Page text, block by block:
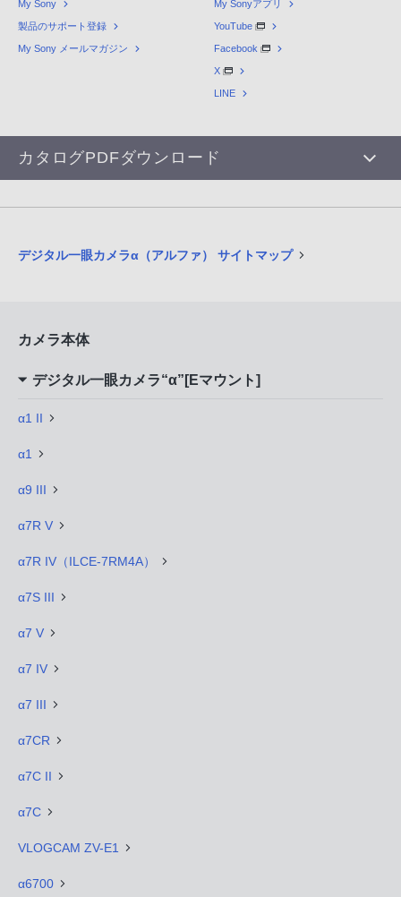
My Sony
製品のサポート登録
My Sony メールマガジン
My Sonyアプリ
YouTube
Facebook
X
LINE
カタログPDFダウンロード
デジタル一眼カメラα（アルファ） サイトマップ
カメラ本体
デジタル一眼カメラ“α”[Eマウント]
α1 II
α1
α9 III
α7R V
α7R IV（ILCE-7RM4A）
α7S III
α7 V
α7 IV
α7 III
α7CR
α7C II
α7C
VLOGCAM ZV-E1
α6700